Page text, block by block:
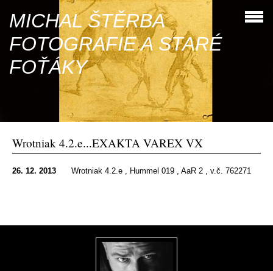
MICHAL ŠTĚRBA
FOTOGRAFIE A STARÉ
FOŤÁKY
Wrotniak 4.2.e...EXAKTA VAREX VX
26. 12. 2013 Wrotniak 4.2.e , Hummel 019 , AaR 2 , v.č. 762271